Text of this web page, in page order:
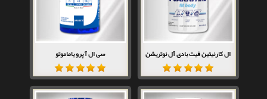
ال کارنیتین فیت بادی آل نوتریشن سی ال آ پرو یاماموتو